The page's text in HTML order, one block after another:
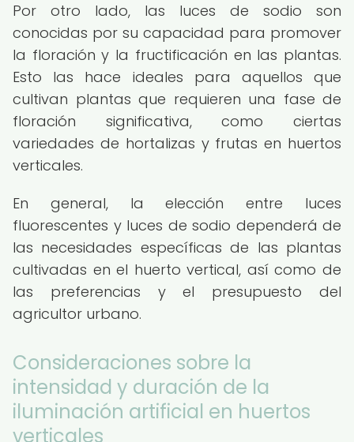
Por otro lado, las luces de sodio son
conocidas por su capacidad para promover
la floración y la fructificación en las plantas.
Esto las hace ideales para aquellos que
cultivan plantas que requieren una fase de
floración significativa, como ciertas
variedades de hortalizas y frutas en huertos
verticales.
En general, la elección entre luces
fluorescentes y luces de sodio dependerá de
las necesidades específicas de las plantas
cultivadas en el huerto vertical, así como de
las preferencias y el presupuesto del
agricultor urbano.
Consideraciones sobre la
intensidad y duración de la
iluminación artificial en huertos
verticales